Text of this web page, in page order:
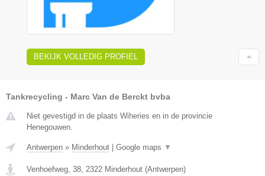
BEKIJK VOLLEDIG PROFIEL
Tankrecycling - Marc Van de Berckt bvba
Niet gevestigd in de plaats Wiheries en in de provincie
Henegouwen.
Antwerpen » Minderhout | Google maps ▼
Venhoefweg, 38 2322 Minderhout (Antwerpen)